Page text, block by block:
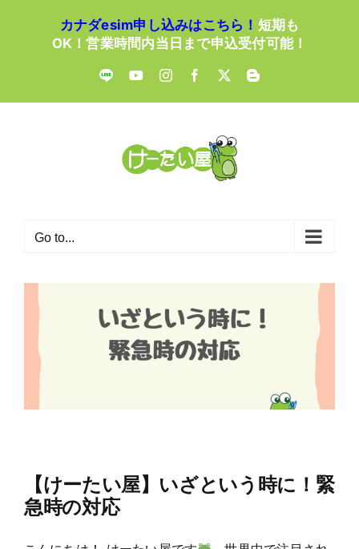
カナダesim申し込みはこちら！ 短期も
OK！営業時間内当日まで申込受付可能！
LINE YouTubeInstagramFacebook
X Blogger
Go to...
【けーたい屋】いざという時に！緊
急時の対応